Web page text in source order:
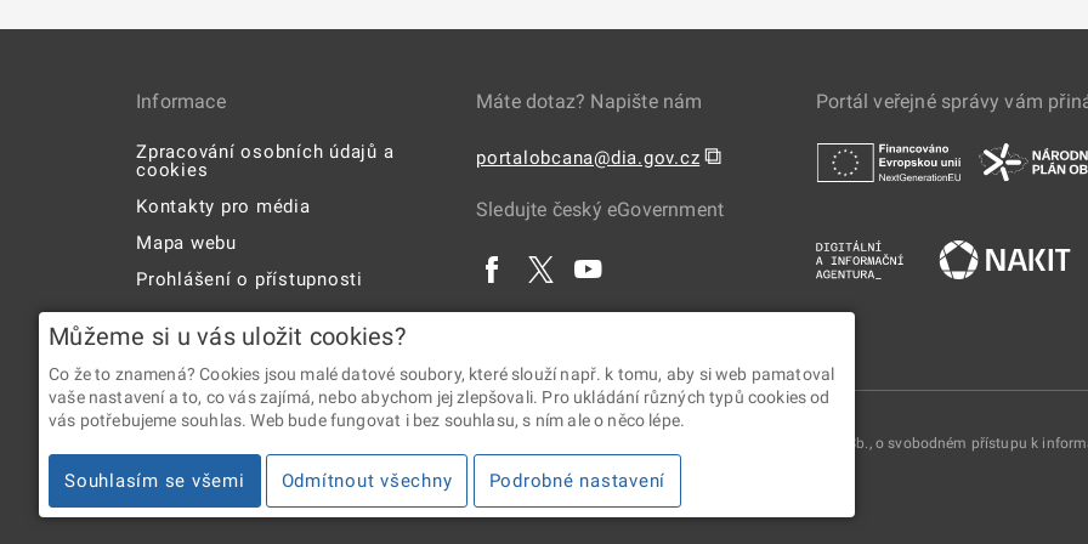
Informace
Zpracování osobních údajů a
cookies
Kontakty pro média
Mapa webu
Prohlášení o přístupnosti
Máte dotaz? Napište nám
portalobcana@dia.gov.cz ⧉
Sledujte český eGovernment
Portál veřejné správy vám
2026 © Digitální a informační agentura • Informace jsou poskytovány v souladu se zákonem č. 106/1999 Sb., o svobodném přístupu k
Můžeme si u vás uložit cookies?
Co že to znamená? Cookies jsou malé datové soubory, které slouží např. k tomu, aby si web pamatoval
vaše nastavení a to, co vás zajímá, nebo abychom jej zlepšovali. Pro ukládání různých typů cookies od
vás potřebujeme souhlas. Web bude fungovat i bez souhlasu, s ním ale o něco lépe.
Souhlasím se všemi Odmítnout všechny Podrobné nastavení